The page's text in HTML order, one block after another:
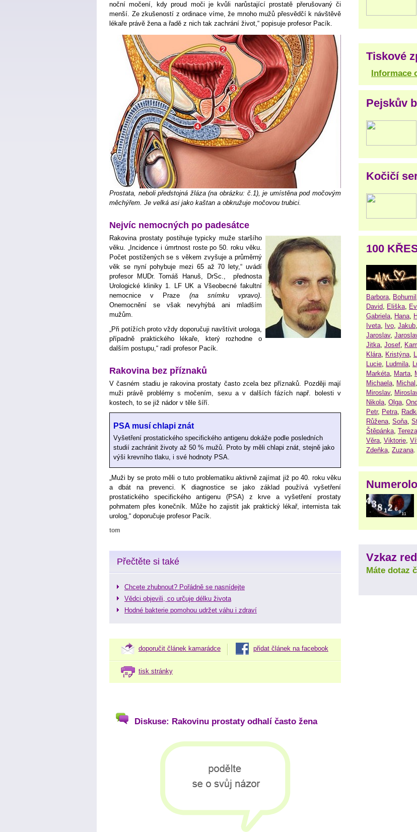
noční močení, kdy proud moči je kvůli narůstající prostatě přerušovaný či
menší. Ze zkušeností z ordinace víme, že mnoho mužů přesvědčí k návštěvě
lékaře právě žena a řadě z nich tak zachrání život,“ popisuje profesor Pacík.
Prostata, neboli předstojná žláza (na obrázku: č.1), je umístěna pod močovým
měchýřem. Je velká asi jako kaštan a obkružuje močovou trubici.
Nejvíc nemocných po padesátce
Rakovina prostaty postihuje typicky muže staršího
věku. „Incidence i úmrtnost roste po 50. roku věku.
Počet postižených se s věkem zvyšuje a průměrný
věk se nyní pohybuje mezi 65 až 70 lety,“ uvádí
profesor MUDr. Tomáš Hanuš, DrSc., přednosta
Urologické kliniky 1. LF UK a Všeobecné fakultní
nemocnice v Praze (na snímku vpravo).
Onemocnění se však nevyhýbá ani mladším
mužům.
„Při potížích proto vždy doporučuji navštívit urologa,
případně praktického lékaře, který rozhodne o
dalším postupu,“ radí profesor Pacík.
Rakovina bez příznaků
V časném stadiu je rakovina prostaty často zcela bez příznaků. Později mají
muži právě problémy s močením, sexu a v dalších fázích např. bolesti v
kostech, to se již nádor v těle šíří.
PSA musí chlapi znát
Vyšetření prostatického specifického antigenu dokáže podle posledních
studií zachránit životy až 50 % mužů. Proto by měli chlapi znát, stejně jako
výši krevního tlaku, i své hodnoty PSA.
„Muži by se proto měli o tuto problematiku aktivně zajímat již po 40. roku věku
a dbát na prevenci. K diagnostice se jako základ používá vyšetření
prostatického specifického antigenu (PSA) z krve a vyšetření prostaty
pohmatem přes konečník. Může ho zajistit jak praktický lékař, internista tak
urolog,“ doporučuje profesor Pacík.
tom
Přečtěte si také
Chcete zhubnout? Pořádně se nasnídejte
Vědci objevili, co určuje délku života
Hodné bakterie pomohou udržet váhu i zdraví
doporučit článek kamarádce přidat článek na facebook
tisk stránky
Diskuse: Rakovinu prostaty odhalí často žena
Tiskové
Informace
Pejskův
Kočičí
100
Barbora, Bohumil
David, Eliška,
Gabriela, Hana,
Iveta, Ivo, Jakub,
Jaroslav,
Jitka, Josef,
Klára, Kristýna,
Lucie, Ludmila,
Markéta, Marta,
Michaela, Michal ,
Miroslav,
Nikola, Olga,
Petr, Petra,
Růžena, Soňa,
Štěpánka, Tereza
Věra, Viktorie,
Zdeňka, Zuzana.
Vzkaz
Máte dotaz